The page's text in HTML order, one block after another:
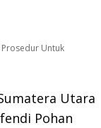
Untuk
Utara
Pohan